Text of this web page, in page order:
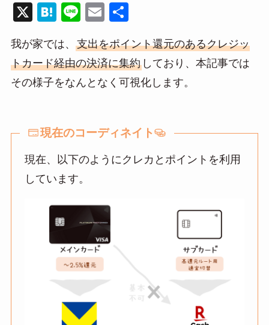
X
H
e
n
a
Li
e
E
ail
我が家では、 支出をポイント還元のあるクレジッ
トカード経由の決済に集約しており、本記事では
その様子をなんとなく可視化します。
現在のコーディネイト
現在、以下のようにクレカとポイントを利用
しています。